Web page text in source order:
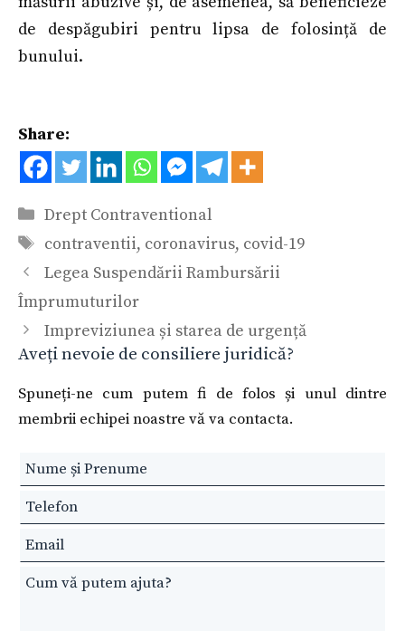
de despăgubiri pentru lipsa de folosință de
bunului.
Share:
Categorii
Drept Contraventional
Etichete
contraventii, coronavirus, covid-19
Legea Suspendării Rambursării
Împrumuturilor
Impreviziunea și starea de urgență
Aveți nevoie de consiliere juridică?
Spuneți-ne cum putem fi de folos și unul dintre
membrii echipei noastre vă va contacta.
Leave
this
field
blank